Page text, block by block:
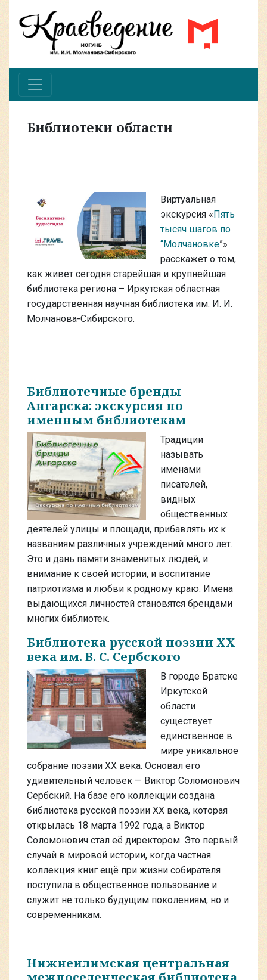
Библиотеки области
Виртуальная
экскурсия « Пять
тысяч шагов по
“Молчановке”»
расскажет о том,
как живет сегодня старейшая и крупнейшая
библиотека региона – Иркутская областная
государственная научная библиотека им. И. И.
Молчанова-Сибирского.
Библиотечные бренды
Ангарска: экскурсия по
именным библиотекам
Традиции
называть
именами
писателей,
видных
общественных
деятелей улицы и площади, прибавлять их к
названиям различных учреждений много лет.
Это и дань памяти знаменитых людей, и
внимание к своей истории, и воспитание
патриотизма и любви к родному краю. Имена
выдающихся личностей становятся брендами
многих библиотек.
Библиотека русской поэзии XX
века им. В. С. Сербского
В городе Братске
Иркутской
области
существует
единственное в
мире уникальное
собрание поэзии ХХ века. Основал его
удивительный человек — Виктор Соломонович
Сербский. На базе его коллекции создана
библиотека русской поэзии ХХ века, которая
открылась 18 марта 1992 года, а Виктор
Соломонович стал её директором. Это первый
случай в мировой истории, когда частная
коллекция книг ещё при жизни собирателя
поступила в общественное пользование и
служит не только будущим поколениям, но и
современникам.
Нижнеилимская центральная